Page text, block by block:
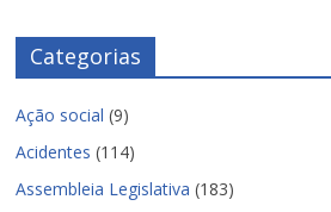
Categorias
Ação social (9)
Acidentes (114)
Assembleia Legislativa (183)